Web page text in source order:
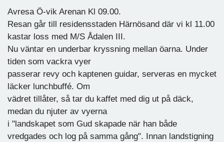
Avresa Ö-vik Arenan Kl 09.00.
Resan går till residensstaden Härnösand där vi kl 11.00
kastar loss med M/S Ådalen III.
Nu väntar en underbar kryssning mellan öarna. Under
tiden som vackra vyer
passerar revy och kaptenen guidar, serveras en mycket
läcker lunchbuffé. Om
vädret tillåter, så tar du kaffet med dig ut på däck,
medan du njuter av vyerna
i "landskapet som Gud skapade när han både
vredgades och log på samma gång". Innan landstigning